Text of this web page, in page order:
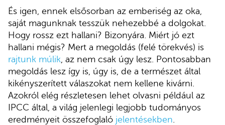
És igen, ennek elsősorban az emberiség az oka,
saját magunknak tesszük nehezebbé a dolgokat.
Hogy rossz ezt hallani? Bizonyára. Miért jó ezt
hallani mégis? Mert a megoldás (felé törekvés) is
rajtunk múlik , az nem csak úgy lesz. Pontosabban
megoldás lesz így is, úgy is, de a természet által
kikényszerített válaszokat nem kellene kivárni.
Azokról elég részletesen lehet olvasni például az
IPCC által, a világ jelenlegi legjobb tudományos
eredményeit összefoglaló jelentésekben